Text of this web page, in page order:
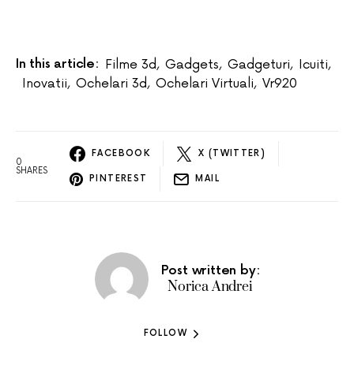
In this article: Filme 3d, Gadgets, Gadgeturi, Icuiti,
Inovatii, Ochelari 3d, Ochelari Virtuali, Vr920
0
SHARES
FACEBOOK X (TWITTER)
PINTEREST MAIL
Post written by:
Norica Andrei
FOLLOW